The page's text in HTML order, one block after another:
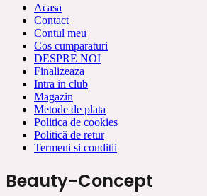
Acasa
Contact
Contul meu
Cos cumparaturi
DESPRE NOI
Finalizeaza
Intra in club
Magazin
Metode de plata
Politica de cookies
Politică de retur
Termeni si conditii
Beauty-Concept